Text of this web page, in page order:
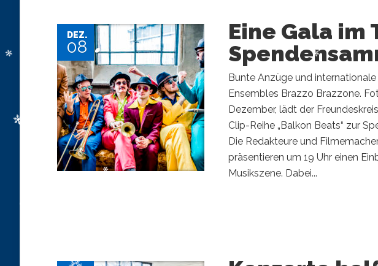
DEZ.
08
Eine Gala im
Bunte Anzüge und
Ensembles Brazzo Brazzone.
Dezember, lädt der
Clip-Reihe „Balkon Beats“ zur
Die Redakteure und
präsentieren um 19 Uhr einen
Musikszene. Dabei...